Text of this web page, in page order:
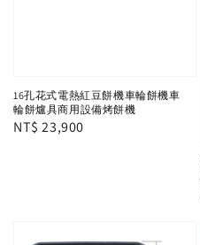
16孔花式電熱紅豆餅機車輪餅機車
輪餅爐具商用設備烤餅機
Regular
NT$ 23,900